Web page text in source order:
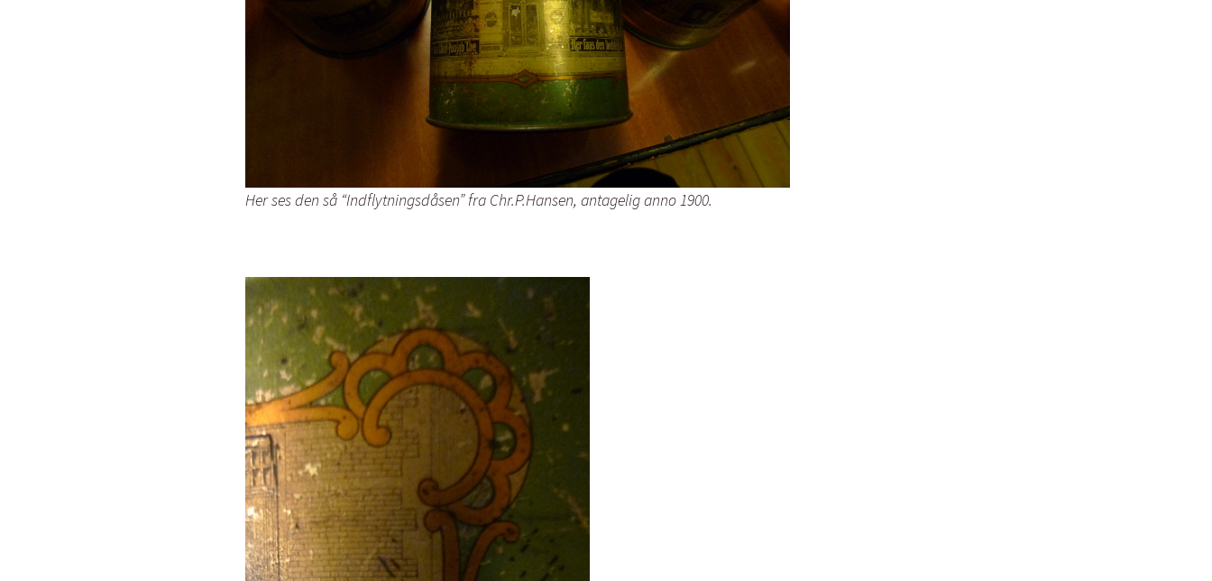
Her ses den så “Indflytningsdåsen” fra Chr.P.Hansen, antagelig anno 1900.